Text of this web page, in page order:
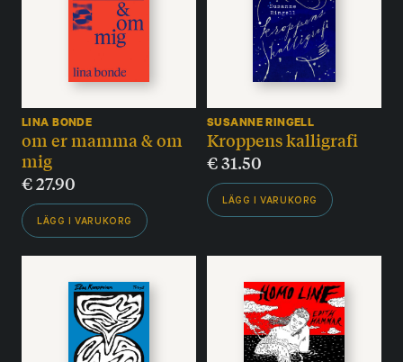
LINA BONDE
om er mamma & om
mig
€27.90
LÄGG I VARUKORG
SUSANNE RINGELL
Kroppens kalligrafi
€31.50
LÄGG I VARUKORG